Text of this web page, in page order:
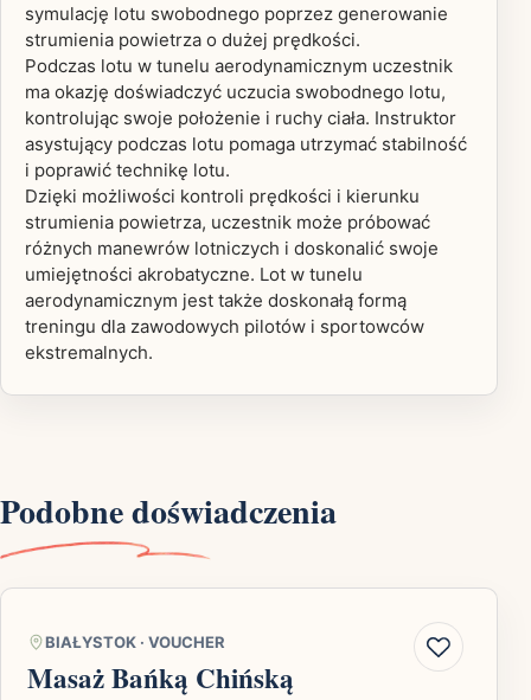
symulację lotu swobodnego poprzez generowanie
strumienia powietrza o dużej prędkości.
Podczas lotu w tunelu aerodynamicznym uczestnik
ma okazję doświadczyć uczucia swobodnego lotu,
kontrolując swoje położenie i ruchy ciała. Instruktor
asystujący podczas lotu pomaga utrzymać stabilność
i poprawić technikę lotu.
Dzięki możliwości kontroli prędkości i kierunku
strumienia powietrza, uczestnik może próbować
różnych manewrów lotniczych i doskonalić swoje
umiejętności akrobatyczne. Lot w tunelu
aerodynamicznym jest także doskonałą formą
treningu dla zawodowych pilotów i sportowców
ekstremalnych.
Podobne doświadczenia
BIAŁYSTOK · VOUCHER
Masaż Bańką Chińską